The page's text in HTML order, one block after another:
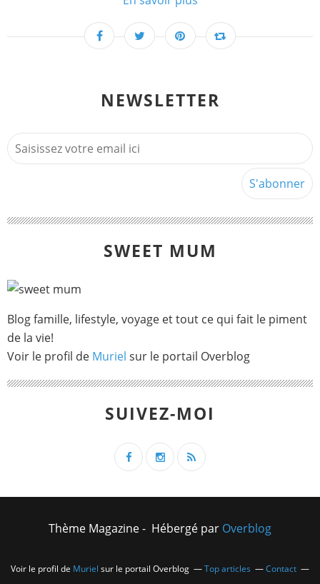
NEWSLETTER
SWEET MUM
Blog famille, lifestyle, voyage et tout ce qui fait le piment
de la vie!
Voir le profil de Muriel sur le portail Overblog
SUIVEZ-MOI
Thème Magazine - Hébergé par Overblog
Voir le profil de Muriel sur le portail Overblog Top articles
Contact